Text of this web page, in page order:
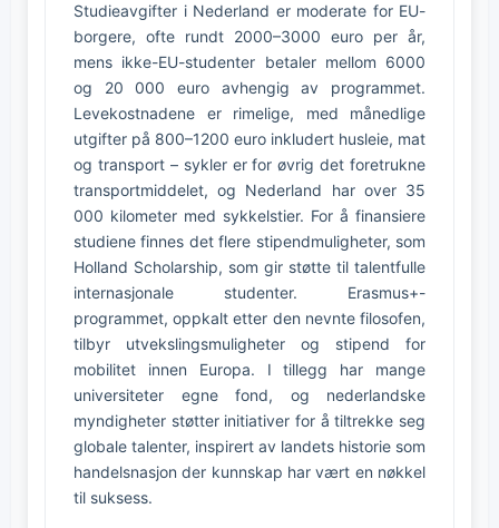
Studieavgifter i Nederland er moderate for EU-
borgere, ofte rundt 2000–3000 euro per år,
mens ikke-EU-studenter betaler mellom 6000
og 20 000 euro avhengig av programmet.
Levekostnadene er rimelige, med månedlige
utgifter på 800–1200 euro inkludert husleie, mat
og transport – sykler er for øvrig det foretrukne
transportmiddelet, og Nederland har over 35
000 kilometer med sykkelstier. For å finansiere
studiene finnes det flere stipendmuligheter, som
Holland Scholarship, som gir støtte til talentfulle
internasjonale studenter. Erasmus+-
programmet, oppkalt etter den nevnte filosofen,
tilbyr utvekslingsmuligheter og stipend for
mobilitet innen Europa. I tillegg har mange
universiteter egne fond, og nederlandske
myndigheter støtter initiativer for å tiltrekke seg
globale talenter, inspirert av landets historie som
handelsnasjon der kunnskap har vært en nøkkel
til suksess.